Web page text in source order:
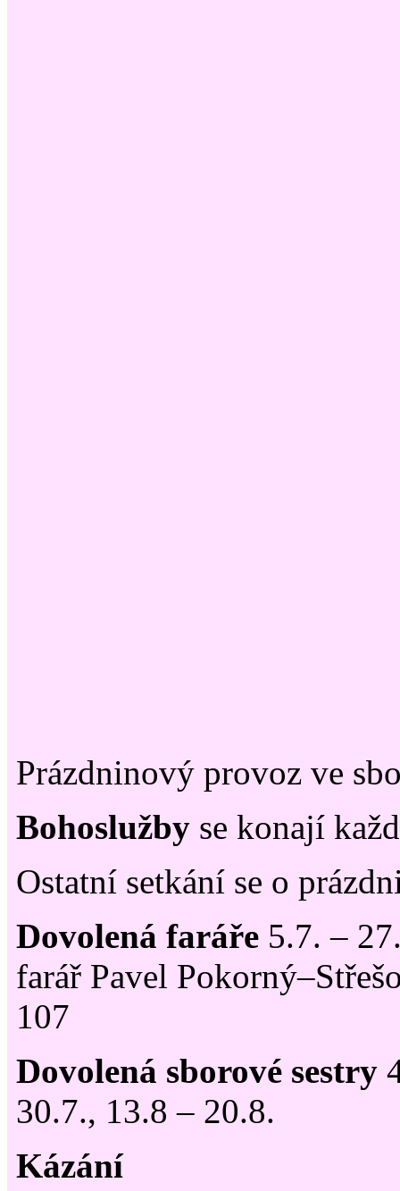
Prázdninový provoz ve
Bohoslužby se konají
Ostatní setkání se o
Dovolená faráře 5.7. –
farář Pavel
107
Dovolená sborové sestry
30.7., 13.8 – 20.8.
Kázání